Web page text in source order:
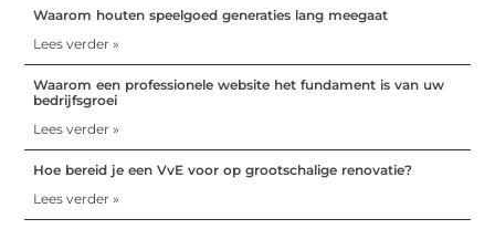
Waarom houten speelgoed generaties lang meegaat
Lees verder »
Waarom een professionele website het fundament is van uw
bedrijfsgroei
Lees verder »
Hoe bereid je een VvE voor op grootschalige renovatie?
Lees verder »